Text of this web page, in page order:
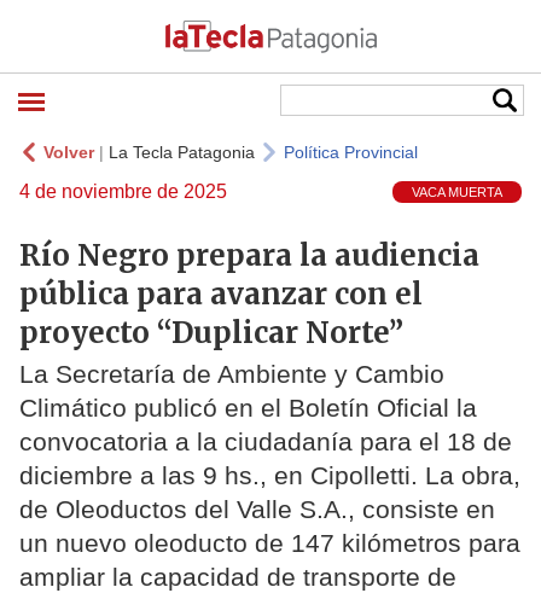
Volver| La Tecla Patagonia Política Provincial
4 de noviembre de 2025 VACA MUERTA
Río Negro prepara la audiencia
pública para avanzar con el
proyecto “Duplicar Norte”
La Secretaría de Ambiente y Cambio
Climático publicó en el Boletín Oficial la
convocatoria a la ciudadanía para el 18 de
diciembre a las 9 hs., en Cipolletti. La obra,
de Oleoductos del Valle S.A., consiste en
un nuevo oleoducto de 147 kilómetros para
ampliar la capacidad de transporte de